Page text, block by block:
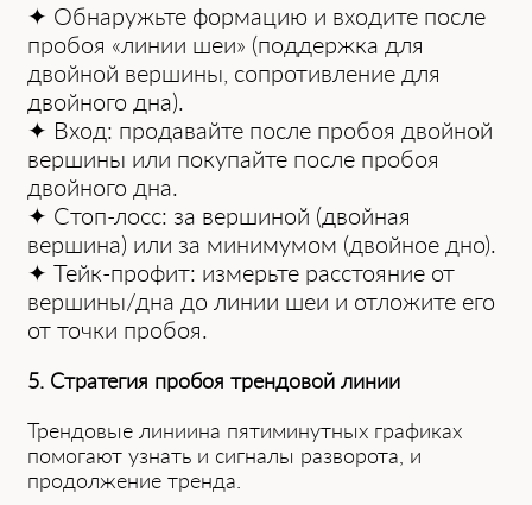
✦ Обнаружьте формацию и входите после
пробоя «линии шеи» (поддержка для
двойной вершины, сопротивление для
двойного дна).
✦ Вход: продавайте после пробоя двойной
вершины или покупайте после пробоя
двойного дна.
✦ Стоп-лосс: за вершиной (двойная
вершина) или за минимумом (двойное дно).
✦ Тейк-профит: измерьте расстояние от
вершины/дна до линии шеи и отложите его
от точки пробоя.
5. Стратегия пробоя трендовой линии
Трендовые линии͏на пятим͏инутных графиках
помогают узна͏ть и сигналы͏ разворота, и
͏продолжение тренда.